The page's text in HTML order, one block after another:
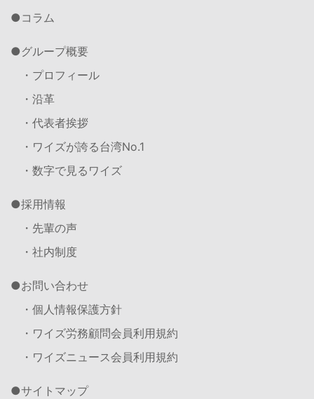
コラム
グループ概要
・プロフィール
・沿革
・代表者挨拶
・ワイズが誇る台湾No.1
・数字で見るワイズ
採用情報
・先輩の声
・社内制度
お問い合わせ
・個人情報保護方針
・ワイズ労務顧問会員利用規約
・ワイズニュース会員利用規約
サイトマップ